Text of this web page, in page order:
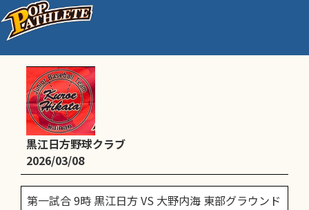
海南海草支部新人戦大会B級
黒江日方野球クラブ
2026/03/08
第一試合 9時 黒江日方 VS 大野内海 東部グラウンド